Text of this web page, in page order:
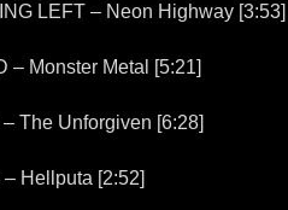
LEFT – Neon Highway [3:53]
– Monster Metal [5:21]
The Unforgiven [6:28]
Hellputa [2:52]